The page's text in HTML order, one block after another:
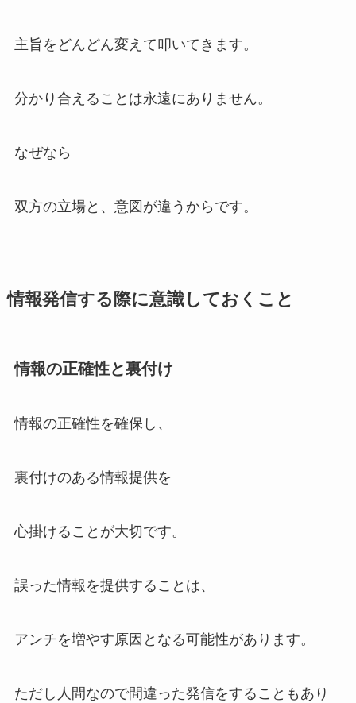
主旨をどんどん変えて叩いてきます。
分かり合えることは永遠にありません。
なぜなら
双方の立場と、意図が違うからです。
情報発信する際に意識しておくこと
情報の正確性と裏付け
情報の正確性を確保し、
裏付けのある情報提供を
心掛けることが大切です。
誤った情報を提供することは、
アンチを増やす原因となる可能性があります。
ただし人間なので間違った発信をすることもあり